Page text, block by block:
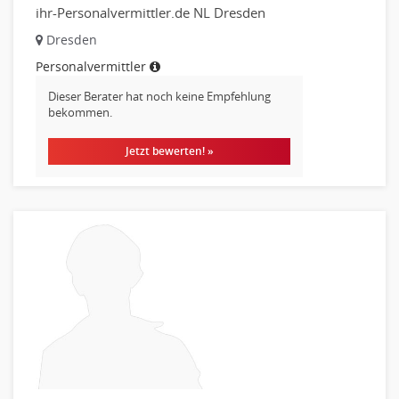
IT Prozessmanagement
Qualitätssicherung, Qualitätsprüfung
Web-Entwicklung
Wirtschaftsinformatik
Biologie
Biotechnologie
Geowissenschaften
Labor, Forschung
ihr-Personalvermittler.de NL Dresden
Dresden
Personalvermittler
Dieser Berater hat noch keine Empfehlung
bekommen.
Jetzt bewerten! »